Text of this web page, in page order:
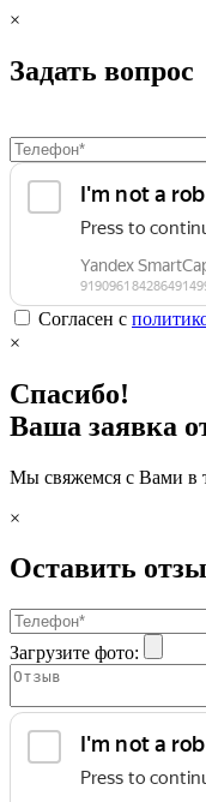
×
Задать вопрос
Согласен с
×
Спасибо!
Ваша заявка
Мы свяжемся с Вами в
×
Оставить
Загрузите фото: